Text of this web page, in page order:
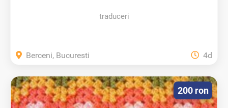
traduceri
Berceni, Bucuresti 4d
200 ron